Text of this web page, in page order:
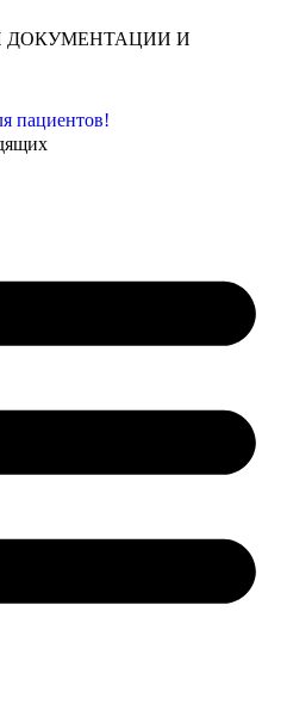
И
пациентов!